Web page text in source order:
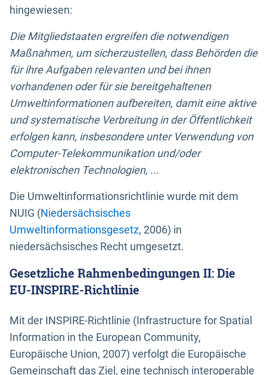
hingewiesen:
Die Mitgliedstaaten ergreifen die notwendigen
Maßnahmen, um sicherzustellen, dass Behörden die
für ihre Aufgaben relevanten und bei ihnen
vorhandenen oder für sie bereitgehaltenen
Umweltinformationen aufbereiten, damit eine aktive
und systematische Verbreitung in der Öffentlichkeit
erfolgen kann, insbesondere unter Verwendung von
Computer-Telekommunikation und/oder
elektronischen Technologien, ...
Die Umweltinformationsrichtlinie wurde mit dem
NUIG (Niedersächsisches
Umweltinformationsgesetz, 2006) in
niedersächsisches Recht umgesetzt.
Gesetzliche Rahmenbedingungen II: Die
EU-INSPIRE-Richtlinie
Mit der INSPIRE-Richtlinie (Infrastructure for Spatial
Information in the European Community,
Europäische Union, 2007) verfolgt die Europäische
Gemeinschaft das Ziel, eine technisch interoperable